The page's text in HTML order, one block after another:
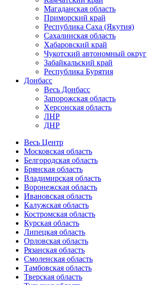
Магаданская область
Приморский край
Республика Саха (Якутия)
Сахалинская область
Хабаровский край
Чукотский автономный округ
Забайкальский край
Республика Бурятия
Донбасс
Весь Донбасс
Запорожская область
Херсонская область
ЛНР
ДНР
Весь Центр
Московская область
Белгородская область
Брянская область
Владимирская область
Воронежская область
Ивановская область
Калужская область
Костромская область
Курская область
Липецкая область
Орловская область
Рязанская область
Смоленская область
Тамбовская область
Тверская область